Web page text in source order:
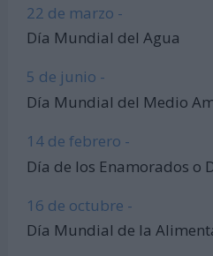
22 de marzo -
Día Mundial del Agua
5 de junio -
Día Mundial del Medio
14 de febrero -
Día de los Enamorados o
16 de octubre -
Día Mundial de la